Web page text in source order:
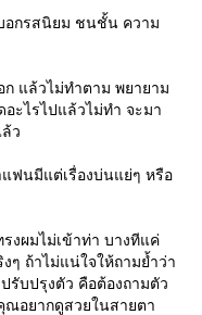
อกรสนิยม ชนชั้น ความ
แล้วไม่ทำตาม พยายาม
อะไรไปแล้วไม่ทำ จะมา
ว
ฟนมีแต่เรื่องบ่นแย่ๆ หรือ
งผมไม่เข้าท่า บางทีแค่
ถ้าไม่แน่ใจให้ถามย้ำว่า
รับปรุงตัว คือต้องถามตัว
ณอยากดูสวยในสายตา